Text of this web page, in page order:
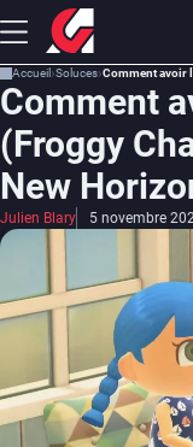
Accueil Soluces
Comment
(Froggy
New
Julien Blary 5 novembre